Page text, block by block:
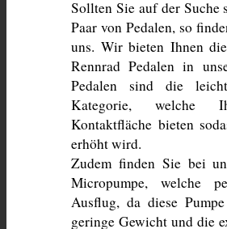
Sollten Sie auf der Suche
Paar von Pedalen, so
uns. Wir bieten Ihnen
Rennrad Pedalen in
Pedalen sind die
Kategorie, welche
Kontaktfläche bieten
erhöht wird.
Zudem finden Sie bei
Micropumpe, welche
Ausflug, da diese
geringe Gewicht und die